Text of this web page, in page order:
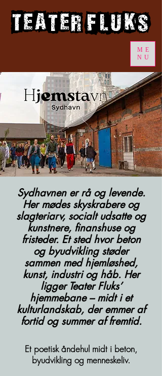
ME
NU
Sydhavnen er rå og levende.
Her mødes skyskrabere og
slagteriarv, socialt udsatte og
kunstnere, finanshuse og
fristeder. Et sted hvor beton
og byudvikling støder
sammen med hjemløshed,
kunst, industri og håb. Her
ligger Teater Fluks’
hjemmebane – midt i et
kulturlandskab, der emmer af
fortid og summer af fremtid.
Et poetisk åndehul midt i beton,
byudvikling og menneskeliv.